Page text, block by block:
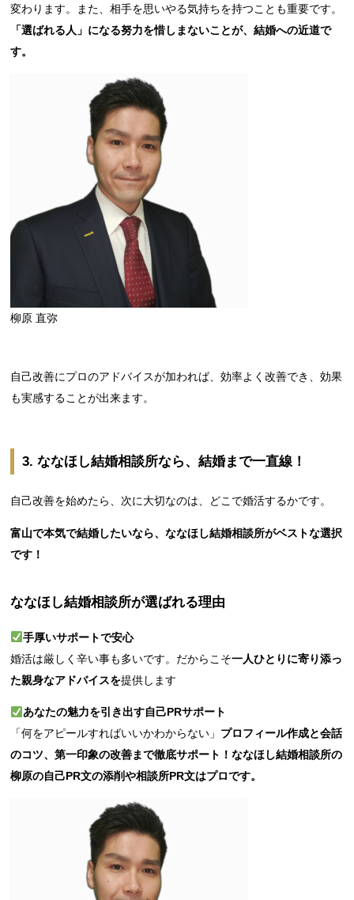
変わります。また、相手を思いやる気持ちを持つことも重要です。
「選ばれる人」になる努力を惜しまないことが、結婚への近道で
す。
柳原 直弥
自己改善にプロのアドバイスが加われば、効率よく改善でき、効果
も実感することが出来ます。
3. ななほし結婚相談所なら、結婚まで一直線！
自己改善を始めたら、次に大切なのは、どこで婚活するかです。
富山で本気で結婚したいなら、ななほし結婚相談所がベストな選択
です！
ななほし結婚相談所が選ばれる理由
手厚いサポートで安心
婚活は厳しく辛い事も多いです。だからこそ一人ひとりに寄り添っ
た親身なアドバイスを提供します
あなたの魅力を引き出す自己PRサポート
「何をアピールすればいいかわからない」 プロフィール作成と会話
のコツ、第一印象の改善まで徹底サポート！ななほし結婚相談所の
柳原の自己PR文の添削や相談所PR文はプロです。